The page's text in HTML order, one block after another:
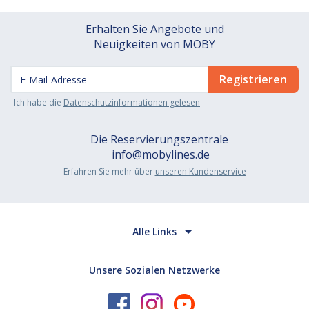
Erhalten Sie Angebote und
Neuigkeiten von MOBY
Ich habe die Datenschutzinformationen gelesen
Die Reservierungszentrale
info@mobylines.de
Erfahren Sie mehr über unseren Kundenservice
Alle Links
Unsere Sozialen Netzwerke